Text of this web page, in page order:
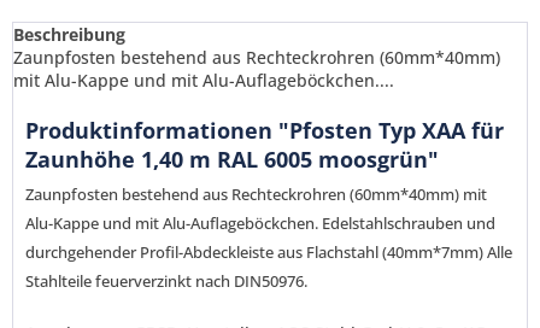
Beschreibung
Zaunpfosten bestehend aus Rechteckrohren (60mm*40mm)
mit Alu-Kappe und mit Alu-Auflageböckchen....
Produktinformationen "Pfosten Typ XAA für
Zaunhöhe 1,40 m RAL 6005 moosgrün"
Zaunpfosten bestehend aus Rechteckrohren (60mm*40mm) mit
Alu-Kappe und mit Alu-Auflageböckchen. Edelstahlschrauben und
durchgehender Profil-Abdeckleiste aus Flachstahl (40mm*7mm) Alle
Stahlteile feuerverzinkt nach DIN50976.